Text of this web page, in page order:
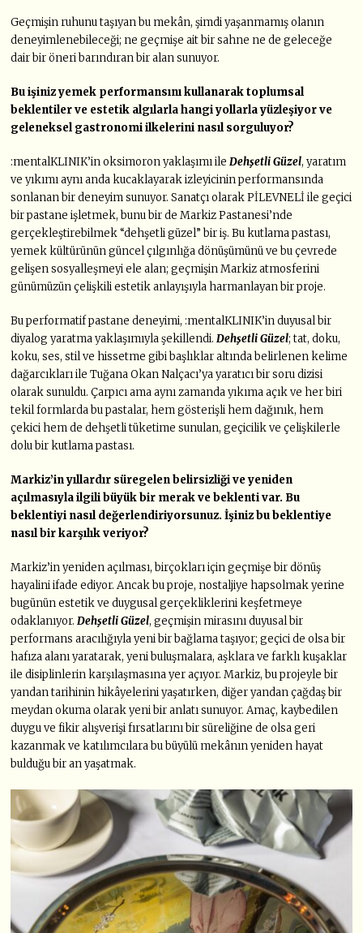
Geçmişin ruhunu taşıyan bu mekân, şimdi yaşanmamış olanın
deneyimlenebileceği; ne geçmişe ait bir sahne ne de geleceğe
dair bir öneri barındıran bir alan sunuyor.
Bu işiniz yemek performansını kullanarak toplumsal
beklentiler ve estetik algılarla hangi yollarla yüzleşiyor ve
geleneksel gastronomi ilkelerini nasıl sorguluyor?
:mentalKLINIK’in oksimoron yaklaşımı ileDehşetli Güzel, yaratım
ve yıkımı aynı anda kucaklayarak izleyicinin performansında
sonlanan bir deneyim sunuyor. Sanatçı olarak PİLEVNELİ ile geçici
bir pastane işletmek, bunu bir de Markiz Pastanesi’nde
gerçekleştirebilmek “dehşetli güzel” bir iş. Bu kutlama pastası,
yemek kültürünün güncel çılgınlığa dönüşümünü ve bu çevrede
gelişen sosyalleşmeyi ele alan; geçmişin Markiz atmosferini
günümüzün çelişkili estetik anlayışıyla harmanlayan bir proje.
Bu performatif pastane deneyimi, :mentalKLINIK’in duyusal bir
diyalog yaratma yaklaşımıyla şekillendi.Dehşetli Güzel; tat, doku,
koku, ses, stil ve hissetme gibi başlıklar altında belirlenen kelime
dağarcıkları ile Tuğana Okan Nalçacı’ya yaratıcı bir soru dizisi
olarak sunuldu. Çarpıcı ama aynı zamanda yıkıma açık ve her biri
tekil formlarda bu pastalar, hem gösterişli hem dağınık, hem
çekici hem de dehşetli tüketime sunulan, geçicilik ve çelişkilerle
dolu bir kutlama pastası.
Markiz’in yıllardır süregelen belirsizliği ve yeniden
açılmasıyla ilgili büyük bir merak ve beklenti var. Bu
beklentiyi nasıl değerlendiriyorsunuz. İşiniz bu beklentiye
nasıl bir karşılık veriyor?
Markiz’in yeniden açılması, birçokları için geçmişe bir dönüş
hayalini ifade ediyor. Ancak bu proje, nostaljiye hapsolmak yerine
bugünün estetik ve duygusal gerçekliklerini keşfetmeye
odaklanıyor.Dehşetli Güzel, geçmişin mirasını duyusal bir
performans aracılığıyla yeni bir bağlama taşıyor; geçici de olsa bir
hafıza alanı yaratarak, yeni buluşmalara, aşklara ve farklı kuşaklar
ile disiplinlerin karşılaşmasına yer açıyor. Markiz, bu projeyle bir
yandan tarihinin hikâyelerini yaşatırken, diğer yandan çağdaş bir
meydan okuma olarak yeni bir anlatı sunuyor. Amaç, kaybedilen
duygu ve fikir alışverişi fırsatlarını bir süreliğine de olsa geri
kazanmak ve katılımcılara bu büyülü mekânın yeniden hayat
bulduğu bir an yaşatmak.